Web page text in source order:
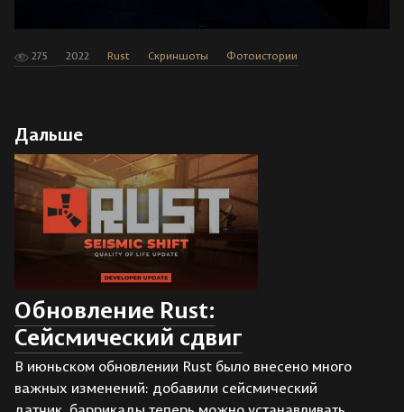
275 2022 Rust Скриншоты Фотоистории
Дальше
Обновление Rust:
Сейсмический сдвиг
В июньском обновлении Rust было внесено много
важных изменений: добавили сейсмический